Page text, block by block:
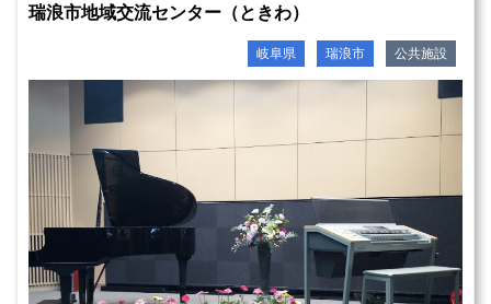
瑞浪市地域交流センター（ときわ）
岐阜県 瑞浪市 公共施設